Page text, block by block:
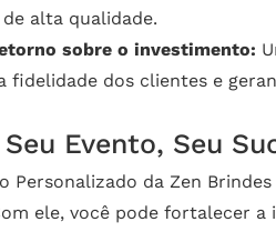
alta qualidade.
sobre o investimento:
fidelidade dos clientes e
Evento, Seu
Personalizado da Zen
ele, você pode fortalecer